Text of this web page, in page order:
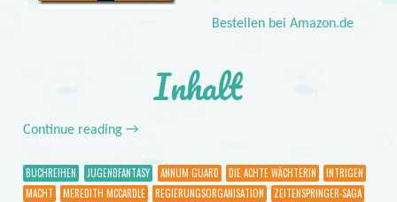
Bestellen bei Amazon.de
Inhalt
Continue reading →
BUCHREIHEN JUGENDFANTASY ANNUM GUARD DIE ACHTE WÄCHTERIN
INTRIGEN
MACHT
MEREDITH MCCARDLE REGIERUNGSORGANISATION
ZEITENSPRINGER-SAGA